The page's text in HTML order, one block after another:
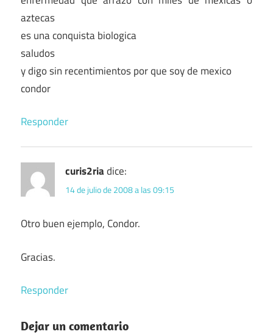
aztecas
es una conquista biologica
saludos
y digo sin recentimientos por que soy de mexico
condor
Responder
curis2riadice:
14 de julio de 2008 a las 09:15
Otro buen ejemplo, Condor.
Gracias.
Responder
Dejar un comentario